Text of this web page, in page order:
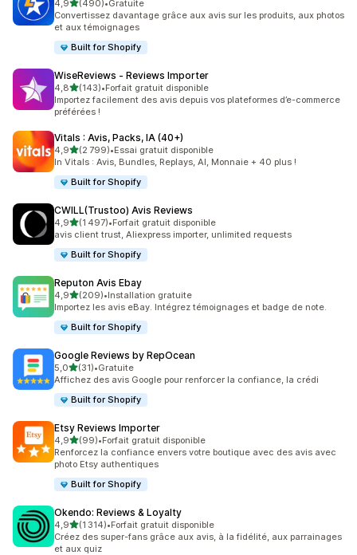
4,9étoile(s) sur 5
(490)
490 avis au total
•Gratuite
Convertissez davantage grâce aux avis sur les produits, aux photos
et aux témoignages
Built for Shopify
WiseReviews ‑ Reviews Importer
4,8étoile(s) sur 5
(143)
143 avis au total
•Forfait gratuit disponible
Importez facilement des avis depuis vos plateformes d’e-commerce
préférées !
Vitals : Avis, Packs, IA (40+)
4,9étoile(s) sur 5
(2 799)
2799 avis au total
•Essai gratuit disponible
In Vitals : Avis, Bundles, Replays, AI, Monnaie + 40 plus !
Built for Shopify
CWILL(Trustoo) Avis Reviews
4,9étoile(s) sur 5
(1 497)
1497 avis au total
•Forfait gratuit disponible
avis client trust, Aliexpress importer, unlimited requests
Built for Shopify
Reputon Avis Ebay
4,9étoile(s) sur 5
(209)
209 avis au total
•Installation gratuite
Importez les avis eBay. Intégrez témoignages et badge de note.
Built for Shopify
Google Reviews by RepOcean
5,0étoile(s) sur 5
(31)
31 avis au total
•Gratuite
Affichez des avis Google pour renforcer la confiance, la crédi
Built for Shopify
Etsy Reviews Importer
4,9étoile(s) sur 5
(99)
99 avis au total
•Forfait gratuit disponible
Renforcez la confiance envers votre boutique avec des avis avec
photo Etsy authentiques
Built for Shopify
Okendo: Reviews & Loyalty
4,9étoile(s) sur 5
(1 314)
1314 avis au total
•Forfait gratuit disponible
Créez des super-fans grâce aux avis, à la fidélité, aux parrainages
et aux quiz